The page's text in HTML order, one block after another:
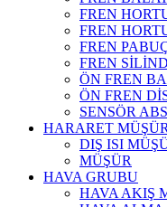
FREN
FREN
FREN
FREN
ÖN FREN
ÖN FREN
SENSÖR ABS
HARARET
DIŞ ISI
MÜŞÜR
HAVA GRUBU
HAVA AKIŞ